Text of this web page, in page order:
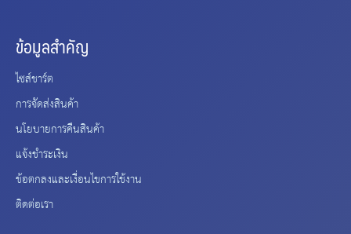
ข้อมูลสำคัญ
ไซส์ชาร์ต
การจัดส่งสินค้า
นโยบายการคืนสินค้า
แจ้งชำระเงิน
ข้อตกลงและเงื่อนไขการใช้งาน
ติดต่อเรา